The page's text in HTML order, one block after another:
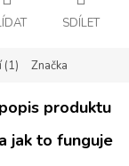
SDÍLET
(1) Značka
produktu
jak to funguje